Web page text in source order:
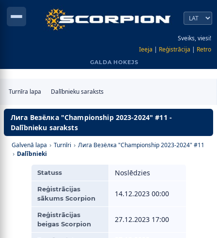
Sveiks, viesi!
Ieeja | Reģistrācija | Retro
GALDA HOKEJS
Turnīra lapa Dalībnieku saraksts
Лига Везёлка "Championship 2023-2024" #11 -
Dalībnieku saraksts
Galvenā lapa › Turnīri › Лига Везёлка "Championship 2023-2024" #11
› Dalībnieki
Statuss Noslēdzies
Reģistrācijas
sākums Scorpion
14.12.2023 00:00
Reģistrācijas
beigas Scorpion
27.12.2023 17:00